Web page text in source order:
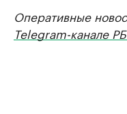
Оперативные
Telegram-канале